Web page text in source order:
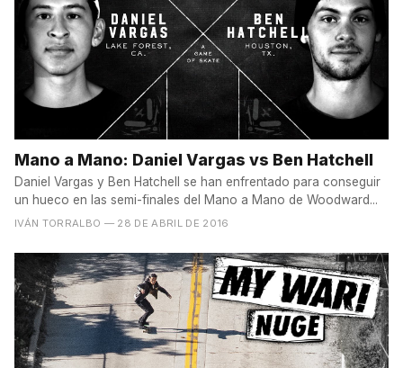
Mano a Mano: Daniel Vargas vs Ben Hatchell
Daniel Vargas y Ben Hatchell se han enfrentado para conseguir
un hueco en las semi-finales del Mano a Mano de Woodward...
IVÁN TORRALBO — 28 DE ABRIL DE 2016